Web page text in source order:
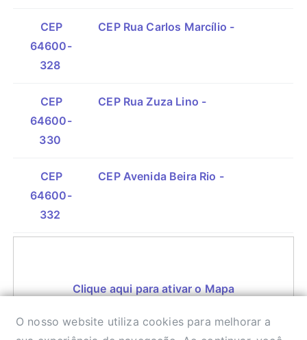
CEP
64600-
328
CEP Rua Carlos Marcílio -
CEP
64600-
330
CEP Rua Zuza Lino -
CEP
64600-
332
CEP Avenida Beira Rio -
Clique aqui para ativar o Mapa
O nosso website utiliza cookies para melhorar a